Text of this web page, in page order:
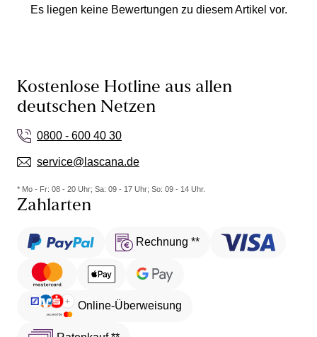
Es liegen keine Bewertungen zu diesem Artikel vor.
Kostenlose Hotline aus allen
deutschen Netzen
0800 - 600 40 30
service@lascana.de
* Mo - Fr: 08 - 20 Uhr; Sa: 09 - 17 Uhr; So: 09 - 14 Uhr.
Zahlarten
Rechnung **
Online-Überweisung